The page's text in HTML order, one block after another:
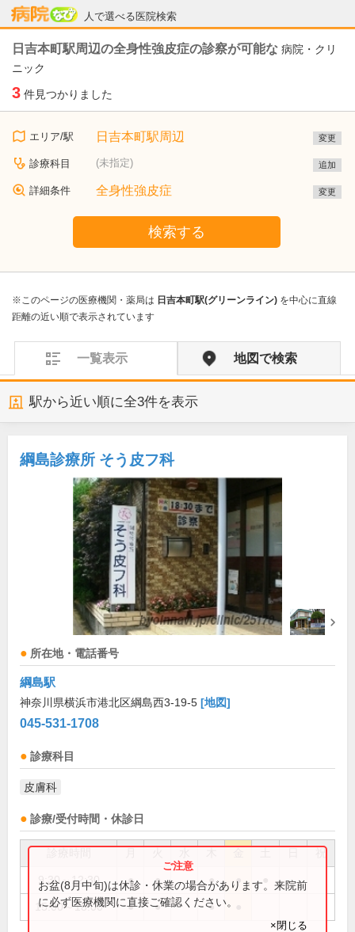
人で選べる医院検索
病院なび
日吉本町駅周辺の全身性強皮症の診察が可能な 病院・クリ
ニック
3 件見つかりました
エリア/駅 日吉本町駅周辺 変更
診療科目 (未指定) 追加
詳細条件 全身性強皮症 変更
検索する
※このページの医療機関・薬局は 日吉本町駅(グリーンライン) を中心に直線
距離の近い順で表示されています
一覧表示 地図で検索
駅から近い順に全3件を表示
綱島診療所 そう皮フ科
所在地・電話番号
綱島駅
神奈川県横浜市港北区綱島西3-19-5 [地図]
045-531-1708
診療科目
皮膚科
診療/受付時間・休診日
祝
9:30～12:30 ● ● ● ●
15:00～18:00 ● ● ●
お盆(8月中旬)は休診・休業の場合があります。来院前
に必ず医療機関に直接ご確認ください。
×閉じる